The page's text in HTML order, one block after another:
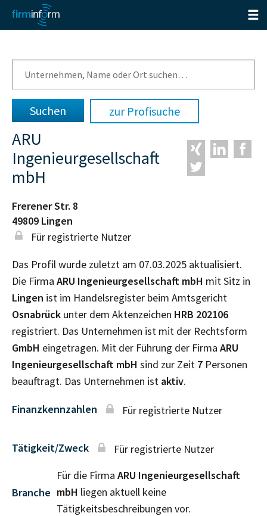
zur Profisuche
ARU
Ingenieurgesellschaft
mbH
Frerener Str. 8
49809 Lingen
Für registrierte Nutzer
Das Profil wurde zuletzt am 07.03.2025 aktualisiert.
Die Firma ARU Ingenieurgesellschaft mbH mit Sitz in
Lingen ist im Handelsregister beim Amtsgericht
Osnabrück unter dem Aktenzeichen HRB 202106
registriert. Das Unternehmen ist mit der Rechtsform
GmbH eingetragen. Mit der Führung der Firma ARU
Ingenieurgesellschaft mbH sind zur Zeit 7 Personen
beauftragt. Das Unternehmen ist aktiv.
Finanzkennzahlen Für registrierte Nutzer
Tätigkeit/Zweck Für registrierte Nutzer
Branche
Für die Firma ARU Ingenieurgesellschaft
mbH liegen aktuell keine
Tätigkeitsbeschreibungen vor.